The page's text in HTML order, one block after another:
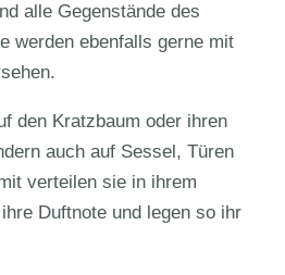
alle Gegenstände des
werden ebenfalls gerne mit
den Kratzbaum oder ihren
auch auf Sessel, Türen
verteilen sie in ihrem
Duftnote und legen so ihr